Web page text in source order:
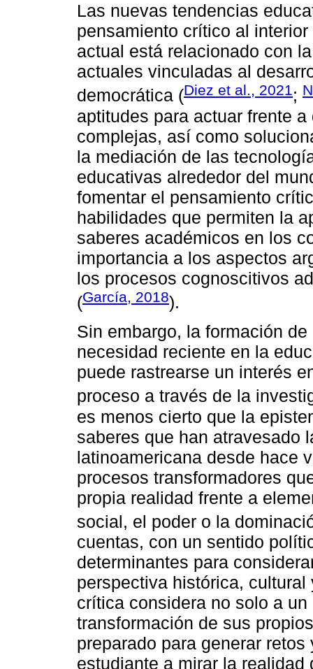
Las nuevas tendencias
pensamiento crítico al
actual está relacionado con
actuales vinculadas al
democrática (Diez et al., 2021;
aptitudes para actuar frente
complejas, así como
la mediación de las
educativas alrededor del
fomentar el pensamiento
habilidades que permiten la
saberes académicos en los
importancia a los aspectos
los procesos cognoscitivos
(García, 2018).
Sin embargo, la formación
necesidad reciente en la
puede rastrearse un interés
proceso a través de la
es menos cierto que la
saberes que han atravesado
latinoamericana desde hace
procesos transformadores
propia realidad frente a
social, el poder o la
cuentas, con un sentido
determinantes para
perspectiva histórica,
crítica considera no solo a
transformación de sus
preparado para generar
estudiante a mirar la